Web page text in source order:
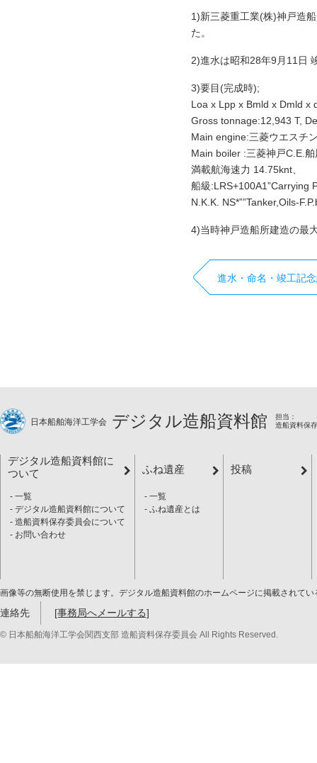
1)新三菱重工業(株)神戸造
た。
2)進水は昭和28年9月11日
3)要目(完成時);
Loa x Lpp x Bmld x Dmld x
Gross tonnage:12,943 T,
Main engine:三菱ウエスチ
Main boiler :三菱神戸C.E.
満載航海速力 14.75knt、
船級:LRS+100A1”Carrying
N.K.K. NS*””Tanker,Oils-
4)当時神戸造船所建造の最
進水・命名・竣工記
日本船舶海洋工学会 デジタル造船資料館
担当：
造船資料保
デジタル造船資料館に
ついて
一覧
デジタル造船資料館について
造船資料保存委員会について
お問い合わせ
ふね遺産
一覧
ふね遺産とは
投稿
画像等の無断使用を禁じます。デジタル造船資料館のホームページに掲載されて
連絡先 [事務局へメールする]
© 日本船舶海洋工学会関西支部 造船資料保存委員会 All Rights Reserved.